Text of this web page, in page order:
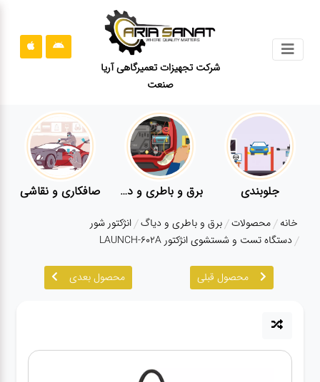
شرکت تجهیزات تعمیرگاهی آریا
صنعت
قوانین
سایت
ارتباط
درباره
ما
آپاراتی
جلوبندی برق و باطری و دیاگ صافکاری و نقاشی
خانه محصولات برق و باطری و دیاگ انژکتور شور
دستگاه تست و شستشوی انژکتور LAUNCH-602A
محصول قبلی محصول بعدی